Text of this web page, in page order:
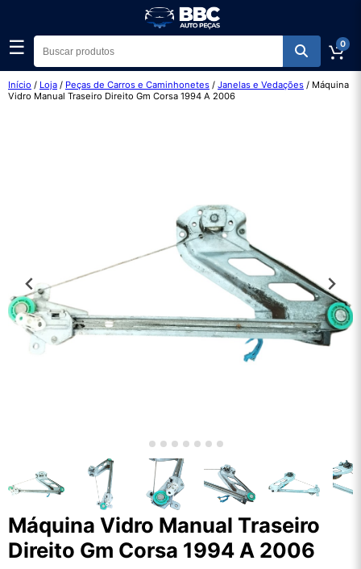
☰ 0
Início / Loja / Peças de Carros e Caminhonetes / Janelas e Vedações / Máquina
Vidro Manual Traseiro Direito Gm Corsa 1994 A 2006
Máquina Vidro Manual Traseiro
Direito Gm Corsa 1994 A 2006